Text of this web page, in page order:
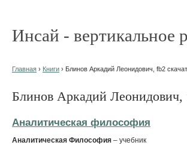
Инсай - вертикальное
Главная › Книги › Блинов Аркадий Леонидович, fb2
Блинов Аркадий Леонидович,
Аналитическая философия
Аналитическая Философия – учебник